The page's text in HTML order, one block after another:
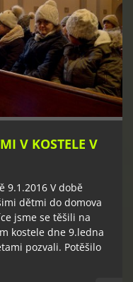
V KOSTELE V
9.1.2016 V době
dětmi do domova
jsme se těšili na
kostele dne 9.ledna
pozvali. Potěšilo